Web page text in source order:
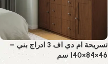
تسريحة ام دي اف 3 ادراج بني –
46×84×140 سم